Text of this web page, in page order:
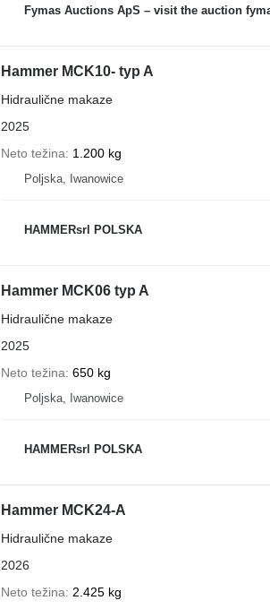
Fymas Auctions ApS – visit the auction
Hammer MCK10- typ A
Hidraulične makaze
2025
Neto težina
1.200 kg
Poljska, Iwanowice
HAMMERsrl POLSKA
Hammer MCK06 typ A
Hidraulične makaze
2025
Neto težina 650 kg
Poljska, Iwanowice
HAMMERsrl POLSKA
Hammer MCK24-A
Hidraulične makaze
2026
Neto težina
2.425 kg